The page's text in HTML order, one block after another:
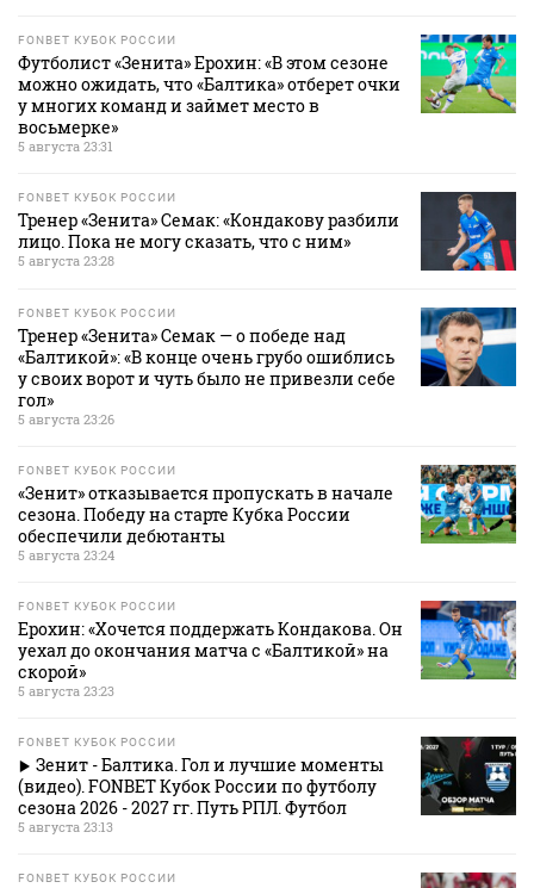
FONBET КУБОК РОССИИ
Футболист «Зенита» Ерохин: «В этом сезоне
можно ожидать, что «Балтика» отберет очки
у многих команд и займет место в
восьмерке»
5 августа 23:31
FONBET КУБОК РОССИИ
Тренер «Зенита» Семак: «Кондакову разбили
лицо. Пока не могу сказать, что с ним»
5 августа 23:28
FONBET КУБОК РОССИИ
Тренер «Зенита» Семак — о победе над
«Балтикой»: «В конце очень грубо ошиблись
у своих ворот и чуть было не привезли себе
гол»
5 августа 23:26
FONBET КУБОК РОССИИ
«Зенит» отказывается пропускать в начале
сезона. Победу на старте Кубка России
обеспечили дебютанты
5 августа 23:24
FONBET КУБОК РОССИИ
Ерохин: «Хочется поддержать Кондакова. Он
уехал до окончания матча с «Балтикой» на
скорой»
5 августа 23:23
FONBET КУБОК РОССИИ
Зенит - Балтика. Гол и лучшие моменты
(видео). FONBET Кубок России по футболу
сезона 2026 - 2027 гг. Путь РПЛ. Футбол
5 августа 23:13
FONBET КУБОК РОССИИ